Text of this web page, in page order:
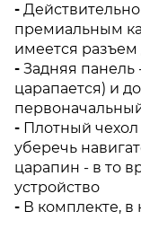
-
премиальным
имеется
- Задняя панель
царапается) и
- Плотный чехол
уберечь
царапин - в то
устройство
- В комплекте, в